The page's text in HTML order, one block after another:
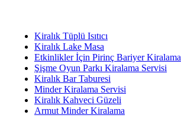
Kiralık Tüplü Isıtıcı
Kiralık Lake Masa
Etkinlikler İçin Pirinç Bariyer Kiralama
Şişme Oyun Parkı Kiralama Servisi
Kiralık Bar Taburesi
Minder Kiralama Servisi
Kiralık Kahveci Güzeli
Armut Minder Kiralama